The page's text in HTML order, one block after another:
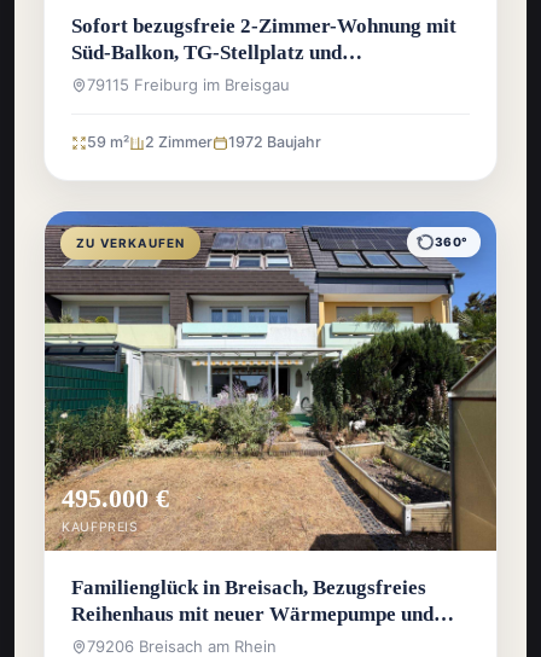
Sofort bezugsfreie 2-Zimmer-Wohnung mit
Süd-Balkon, TG-Stellplatz und
Wochenmarkt vor der Haustür
79115 Freiburg im Breisgau
59 m² 2 Zimmer 1972 Baujahr
ZU VERKAUFEN 360°
495.000 €
KAUFPREIS
Familienglück in Breisach, Bezugsfreies
Reihenhaus mit neuer Wärmepumpe und
sonnigem Westgarten
79206 Breisach am Rhein